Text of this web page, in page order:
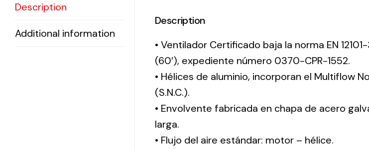
Description
Additional information
Description
• Ventilador Certificado baja la norma EN
(60′), expediente número 0370-CPR-1552.
• Hélices de aluminio, incorporan el Multiflow
(S.N.C.).
• Envolvente fabricada en chapa de acero
larga.
• Flujo del aire estándar: motor – hélice.